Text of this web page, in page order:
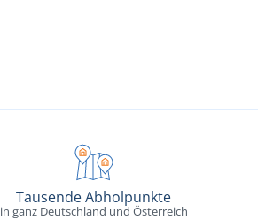
Tausende Abholpunkte
in ganz Deutschland und Österreich